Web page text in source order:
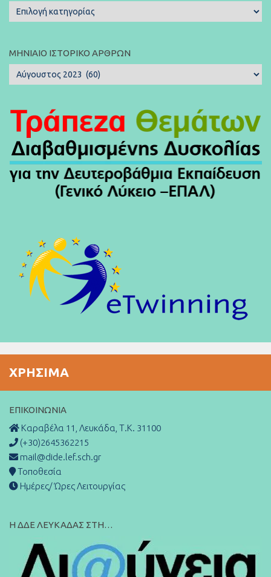
Κατηγορίες
Άρθρων:
ΜΗΝΙΑΊΟ ΙΣΤΟΡΙΚΌ ΆΡΘΡΩΝ
Μηνιαίο
Ιστορικό
ΧΡΉΣΙΜΑ
ΕΠΙΚΟΙΝΩΝΊΑ
Καραβέλα 11, Λευκάδα, Τ.Κ. 31100
(+30)2645362215
mail@dide.lef.sch.gr
Τοποθεσία
Ημέρες/ Ώρες Λειτουργίας
Η ΔΔΕ ΛΕΥΚΑΔΑΣ ΣΤΗ…